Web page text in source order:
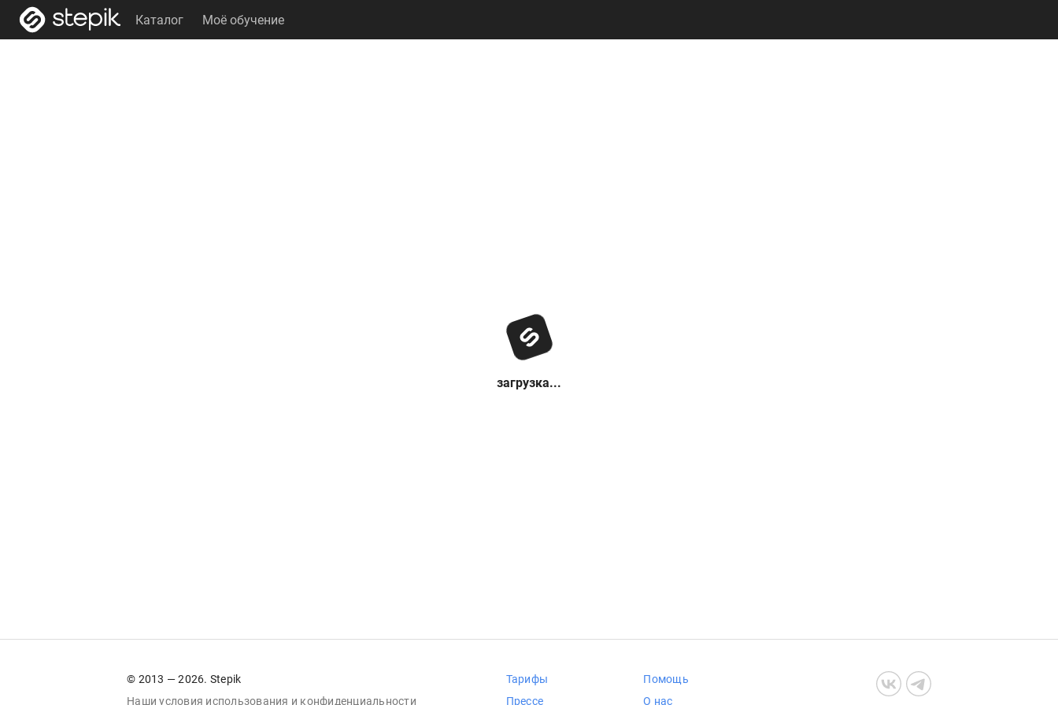
Каталог Моё обучение
загрузка...
© 2013 — 2026. Stepik
Наши условия использования и конфиденциальности
Тарифы
Прессе
Помощь
О нас